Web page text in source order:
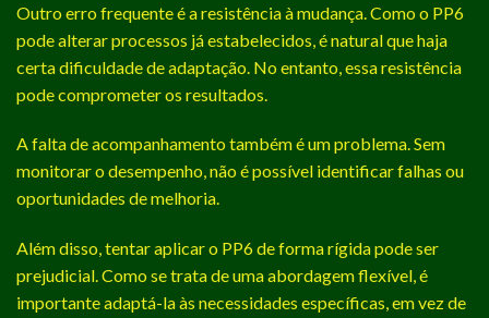
Outro erro frequente é a resistência à mudança. Como o PP6
pode alterar processos já estabelecidos, é natural que haja
certa dificuldade de adaptação. No entanto, essa resistência
pode comprometer os resultados.
A falta de acompanhamento também é um problema. Sem
monitorar o desempenho, não é possível identificar falhas ou
oportunidades de melhoria.
Além disso, tentar aplicar o PP6 de forma rígida pode ser
prejudicial. Como se trata de uma abordagem flexível, é
importante adaptá-la às necessidades específicas, em vez de